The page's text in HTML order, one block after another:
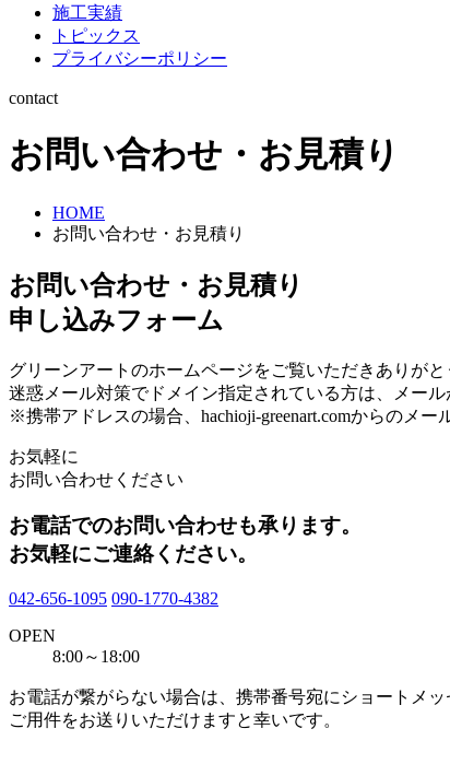
施工実績
トピックス
プライバシーポリシー
contact
お問い合わせ・お見積り
HOME
お問い合わせ・お見積り
お問い合わせ・お見積り
申し込みフォーム
グリーンアートのホームページをご覧いただきありが
迷惑メール対策でドメイン指定されている方は、メー
※携帯アドレスの場合、hachioji-greenart.comからのメー
お気軽に
お問い合わせください
お電話でのお問い合わせも承ります。
お気軽にご連絡ください。
042-656-1095 090-1770-4382
OPEN
8:00～18:00
お電話が繋がらない場合は、携帯番号宛にショートメッ
ご用件をお送りいただけますと幸いです。